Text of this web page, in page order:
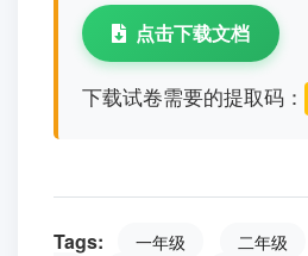
点击下载文档
下载试卷需要的提取码：
Tags: 一年级 二年级